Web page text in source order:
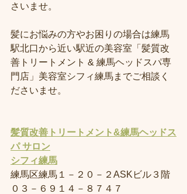
さいませ。
髪にお悩みの方やお困りの場合は練馬
駅北口から近い駅近の美容室「髪質改
善トリートメント & 練馬ヘッドスパ専
門店」美容室シフィ練馬までご相談く
ださいませ。
髪質改善トリートメント&練馬ヘッドス
パ サロン
シフィ練馬
練馬区練馬１－２０－２ASKビル３階
０３－６９１４－８７４７